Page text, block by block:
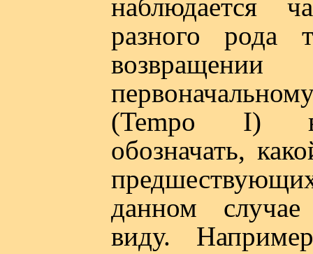
наблюдается
разного рода
(Tempo I) в
обозначать,
данном
виду.